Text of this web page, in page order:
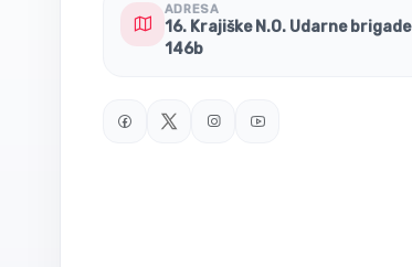
ADRESA
16. Krajiške N.O. Udarne brigade
146b